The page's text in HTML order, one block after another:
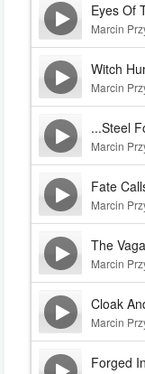
Eyes Of
Marcin
Witch
Marcin
...Steel
Marcin
Fate
Marcin
The
Marcin
Cloak
Marcin
Forged